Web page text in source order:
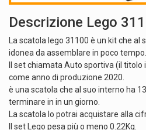
Descrizione Lego
La scatola lego 31100 è un kit che al
idonea da assemblare in poco tempo.
Il set chiamata Auto sportiva (il titolo
come anno di produzione 2020.
è una scatola che al suo interno ha
terminare in in un giorno.
La scatola lo potrai acquistare alla
Il set Lego pesa più o meno 0.22Kg.